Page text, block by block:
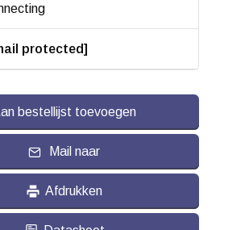
Vlakke ondergrond
protected]
bestellijst toevoegen
Mail naar
Afdrukken